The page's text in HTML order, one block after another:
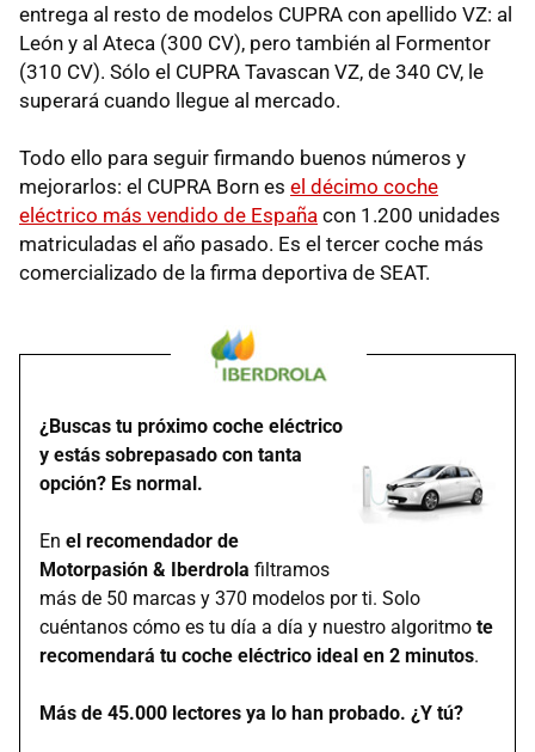
entrega al resto de modelos CUPRA con apellido VZ: al
León y al Ateca (300 CV), pero también al Formentor
(310 CV). Sólo el CUPRA Tavascan VZ, de 340 CV, le
superará cuando llegue al mercado.
Todo ello para seguir firmando buenos números y
mejorarlos: el CUPRA Born es el décimo coche
eléctrico más vendido de España con 1.200 unidades
matriculadas el año pasado. Es el tercer coche más
comercializado de la firma deportiva de SEAT.
¿Buscas tu próximo coche eléctrico
y estás sobrepasado con tanta
opción? Es normal.
En el recomendador de
Motorpasión & Iberdrola filtramos
más de 50 marcas y 370 modelos por ti. Solo
cuéntanos cómo es tu día a día y nuestro algoritmo te
recomendará tu coche eléctrico ideal en 2 minutos.
Más de 45.000 lectores ya lo han probado. ¿Y tú?